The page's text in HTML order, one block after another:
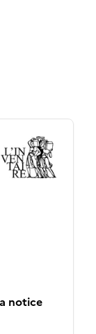
notice